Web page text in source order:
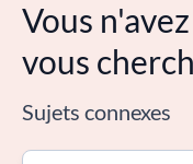
Vous
vous
Sujets connexes